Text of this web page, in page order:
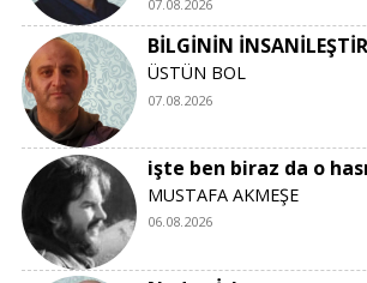
07.08.2026
BİLGİNİN
ÜSTÜN BOL
07.08.2026
işte ben biraz da o
MUSTAFA AKMEŞE
06.08.2026